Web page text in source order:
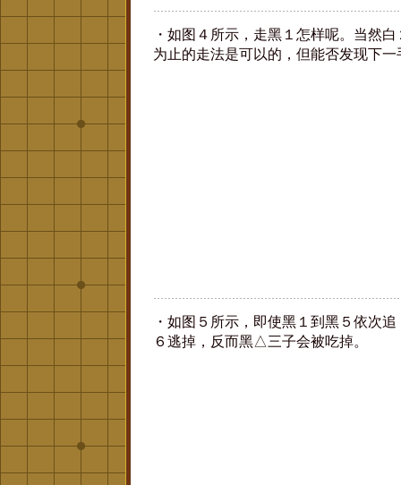
・如图４所示，走黑１怎样呢。当然
为止的走法是可以的，但能否发现下一
・如图５所示，即使黑１到黑５依次
６逃掉，反而黑△三子会被吃掉。